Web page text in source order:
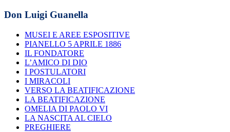
Don Luigi Guanella
MUSEI E AREE ESPOSITIVE
PIANELLO 5 APRILE 1886
IL FONDATORE
L’AMICO DI DIO
I POSTULATORI
I MIRACOLI
VERSO LA BEATIFICAZIONE
LA BEATIFICAZIONE
OMELIA DI PAOLO VI
LA NASCITA AL CIELO
PREGHIERE